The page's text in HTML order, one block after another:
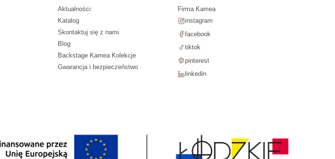
Aktualności
Katalog
Skontaktuj się z nami
Blog
Backstage Kamea Kolekcje
Gwarancja i bezpieczeństwo
Firma Kamea
instagram
facebook
tiktok
pinterest
linkedin